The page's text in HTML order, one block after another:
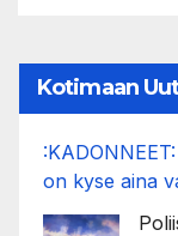
Kotimaan
on kyse aina